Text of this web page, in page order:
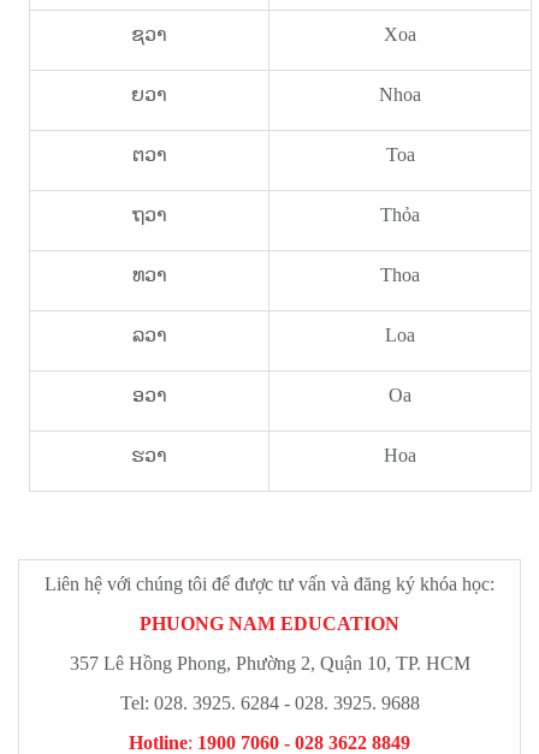
ຊວາ Xoa
ຍວາ Nhoa
ຕວາ Toa
ຖວາ Thỏa
ທວາ Thoa
ລວາ Loa
ອວາ Oa
ຮວາ Hoa
Liên hệ với chúng tôi để được tư vấn và đăng ký khóa học:
PHUONG NAM EDUCATION
357 Lê Hồng Phong, Phường 2, Quận 10, TP. HCM
Tel: 028. 3925. 6284 - 028. 3925. 9688
Hotline: 1900 7060 - 028 3622 8849